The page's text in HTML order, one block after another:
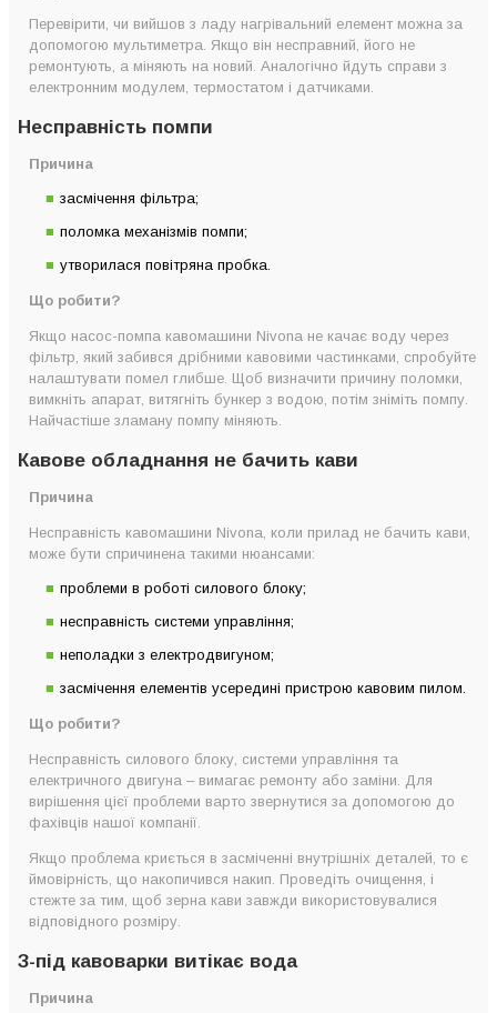
Перевірити, чи вийшов з ладу нагрівальний елемент можна за
допомогою мультиметра. Якщо він несправний, його не
ремонтують, а міняють на новий. Аналогічно йдуть справи з
електронним модулем, термостатом і датчиками.
Несправність помпи
Причина
засмічення фільтра;
поломка механізмів помпи;
утворилася повітряна пробка.
Що робити?
Якщо насос-помпа кавомашини Nivona не качає воду через
фільтр, який забився дрібними кавовими частинками, спробуйте
налаштувати помел глибше. Щоб визначити причину поломки,
вимкніть апарат, витягніть бункер з водою, потім зніміть помпу.
Найчастіше зламану помпу міняють.
Кавове обладнання не бачить кави
Причина
Несправність кавомашини Nivona, коли прилад не бачить кави,
може бути спричинена такими нюансами:
проблеми в роботі силового блоку;
несправність системи управління;
неполадки з електродвигуном;
засмічення елементів усередині пристрою кавовим пилом.
Що робити?
Несправність силового блоку, системи управління та
електричного двигуна – вимагає ремонту або заміни. Для
вирішення цієї проблеми варто звернутися за допомогою до
фахівців нашої компанії.
Якщо проблема криється в засміченні внутрішніх деталей, то є
ймовірність, що накопичився накип. Проведіть очищення, і
стежте за тим, щоб зерна кави завжди використовувалися
відповідного розміру.
З-під кавоварки витікає вода
Причина